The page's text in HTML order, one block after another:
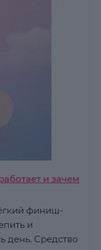
и зачем
финиш-
и
день. Средство